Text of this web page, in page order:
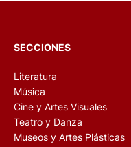
SECCIONES
Literatura
Música
Cine y Artes Visuales
Teatro y Danza
Museos y Artes Plásticas